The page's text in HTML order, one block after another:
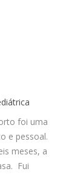
foi uma
e pessoal.
meses, a
Fui